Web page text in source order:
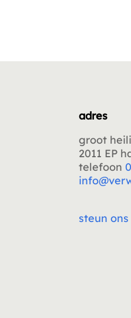
adres
groot
2011 EP
telefoon
steun ons